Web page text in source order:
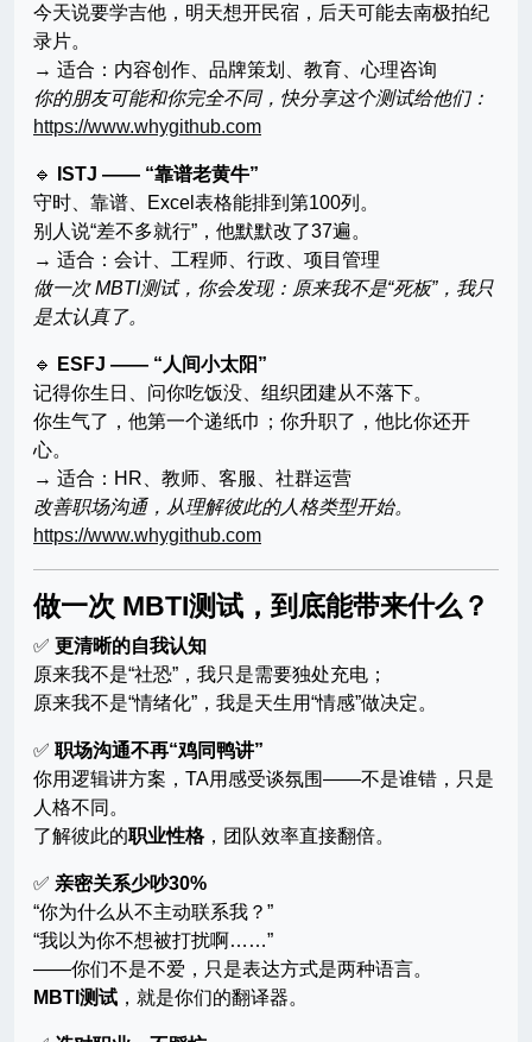
今天说要学吉他，明天想开民宿，后天可能去南极拍纪
录片。
→ 适合：内容创作、品牌策划、教育、心理咨询
你的朋友可能和你完全不同，快分享这个测试给他们：
https://www.whygithub.com
🔹
ISTJ —— “靠谱老黄牛”
守时、靠谱、Excel表格能排到第100列。
别人说“差不多就行”，他默默改了37遍。
→ 适合：会计、工程师、行政、项目管理
做一次 MBTI测试，你会发现：原来我不是“死板”，我只
是太认真了。
🔹
ESFJ —— “人间小太阳”
记得你生日、问你吃饭没、组织团建从不落下。
你生气了，他第一个递纸巾；你升职了，他比你还开
心。
→ 适合：HR、教师、客服、社群运营
改善职场沟通，从理解彼此的人格类型开始。
https://www.whygithub.com
做一次 MBTI测试，到底能带来什么？
✅ 更清晰的自我认知
原来我不是“社恐”，我只是需要独处充电；
原来我不是“情绪化”，我是天生用“情感”做决定。
✅ 职场沟通不再“鸡同鸭讲”
你用逻辑讲方案，TA用感受谈氛围——不是谁错，只是
人格不同。
了解彼此的职业性格，团队效率直接翻倍。
✅ 亲密关系少吵30%
“你为什么从不主动联系我？”
“我以为你不想被打扰啊……”
——你们不是不爱，只是表达方式是两种语言。
MBTI测试 ，就是你们的翻译器。